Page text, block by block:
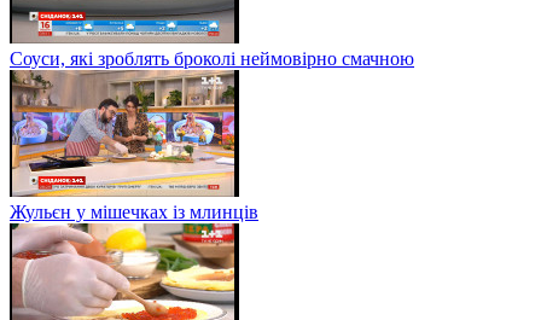
Соуси, які зроблять броколі неймовірно смачною
Жульєн у мішечках із млинців